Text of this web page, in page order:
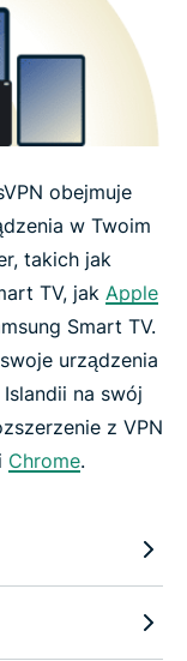
obejmuje
w Twoim
takich jak
TV, jak Apple
Smart TV.
urządzenia
na swój
z VPN
Chrome.